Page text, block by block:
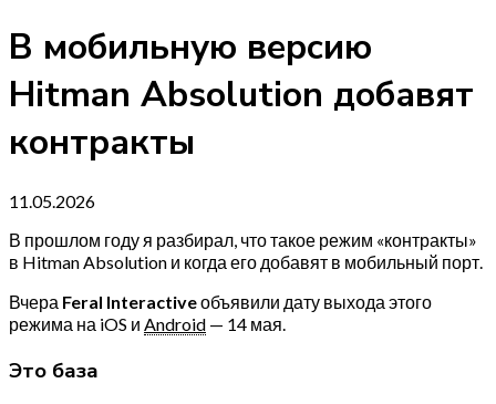
В мобильную версию
Hitman Absolution добавят
контракты
11.05.2026
В прошлом году я разбирал, что такое режим «контракты»
в Hitman Absolution и когда его добавят в мобильный порт.
Вчера Feral Interactiveобъявили дату выхода этого
режима на iOS и Android — 14 мая.
Это база